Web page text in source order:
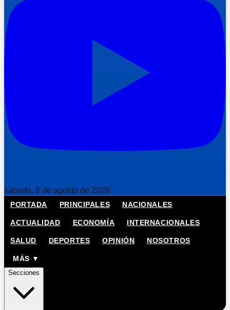
sábado, 8 de agosto de 2026
PORTADA PRINCIPALES NACIONALES
ACTUALIDAD ECONOMÍA INTERNACIONALES
SALUD DEPORTES OPINIÓN NOSOTROS
MÁS ▼
Secciones